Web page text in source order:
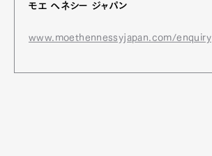
モエ ヘネシー ジャパン
www.moethennessyjapan.com/enquiry